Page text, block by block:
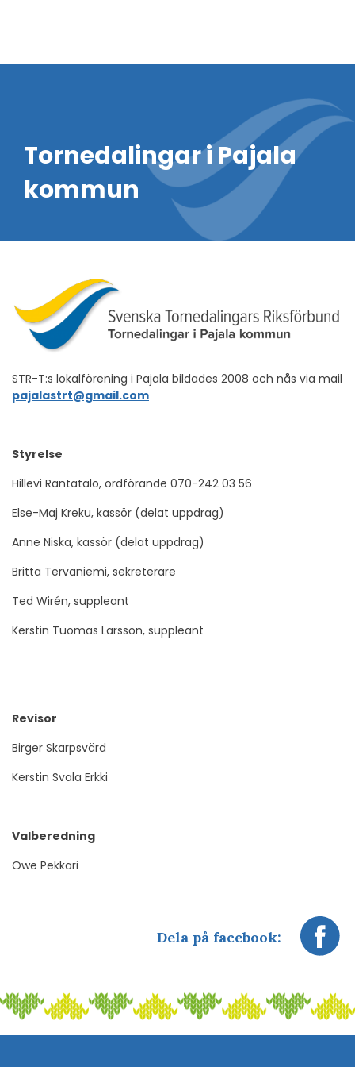
Tornedalingar i Pajala
kommun
STR-T:s lokalförening i Pajala bildades 2008 och nås via mail
pajalastrt@gmail.com
Styrelse
Hillevi Rantatalo, ordförande 070-242 03 56
Else-Maj Kreku, kassör (delat uppdrag)
Anne Niska, kassör (delat uppdrag)
Britta Tervaniemi, sekreterare
Ted Wirén, suppleant
Kerstin Tuomas Larsson, suppleant
Revisor
Birger Skarpsvärd
Kerstin Svala Erkki
Valberedning
Owe Pekkari
Dela på facebook: